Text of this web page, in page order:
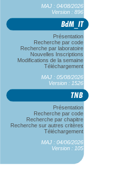
MAJ : 04/08/2026
Version : 896
Présentation
Recherche par code
Recherche par laboratoire
Nouvelles Inscriptions
Modifications de la semaine
Téléchargement
MAJ : 05/08/2026
Version : 1526
Présentation
Recherche par code
Recherche par chapitre
Recherche sur autres critères
Téléchargement
MAJ : 04/06/2026
Version : 105